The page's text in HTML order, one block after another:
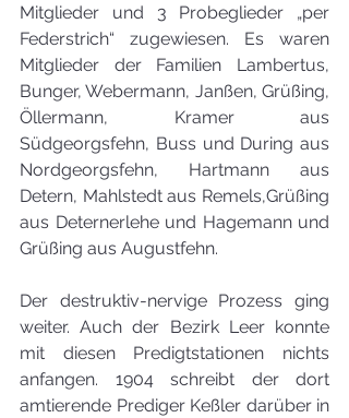
Mitglieder und 3 Probeglieder „per
Federstrich“ zugewiesen. Es waren
Mitglieder der Familien Lambertus,
Bunger, Webermann, Janßen, Grüßing,
Öllermann, Kramer aus
Südgeorgsfehn, Buss und During aus
Nordgeorgsfehn, Hartmann aus
Detern, Mahlstedt aus Remels,Grüßing
aus Deternerlehe und Hagemann und
Grüßing aus Augustfehn.
Der destruktiv-nervige Prozess ging
weiter. Auch der Bezirk Leer konnte
mit diesen Predigtstationen nichts
anfangen. 1904 schreibt der dort
amtierende Prediger Keßler darüber in